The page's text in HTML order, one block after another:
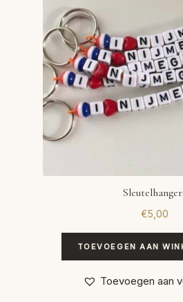
€5,00
TOEVOEGEN AAN
Toevoegen aan